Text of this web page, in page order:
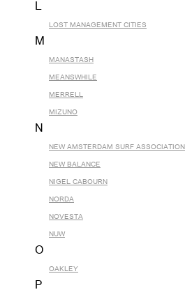
L
LOST MANAGEMENT CITIES
M
MANASTASH
MEANSWHILE
MERRELL
MIZUNO
N
NEW AMSTERDAM SURF ASSOCIATION
NEW BALANCE
NIGEL CABOURN
NORDA
NOVESTA
NUW
O
OAKLEY
P